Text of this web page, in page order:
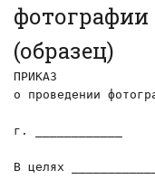
фотографии
(образец)
ПРИКАЗ
о проведении
г. ____________
В целях